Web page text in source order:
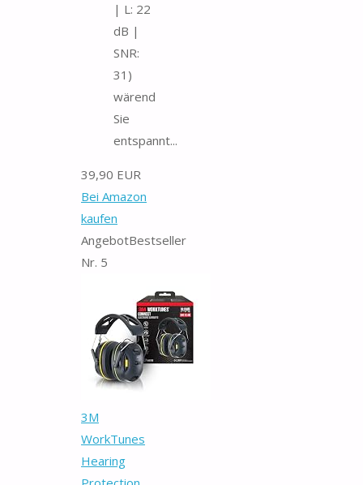
| L: 22
dB |
SNR:
31)
wärend
Sie
entspannt...
39,90 EUR
Bei Amazon
kaufen
AngebotBestseller
Nr. 5
3M
WorkTunes
Hearing